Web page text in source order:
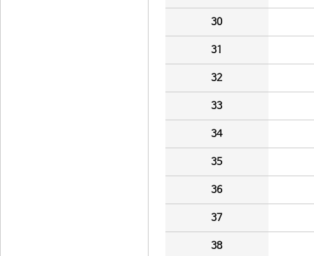
30
31
32
33
34
35
36
37
38